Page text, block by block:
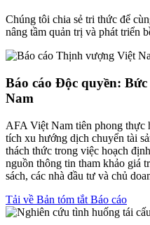
Chúng tôi chia sẻ tri thức để
nâng tầm quản trị và phát triển
Báo cáo Độc quyền:
Nam
AFA Việt Nam tiên phong thực
tích xu hướng dịch chuyển tài
thách thức trong việc hoạch
nguồn thông tin tham khảo giá
sách, các nhà đầu tư và chủ
Tải về Bản tóm tắt Báo cáo